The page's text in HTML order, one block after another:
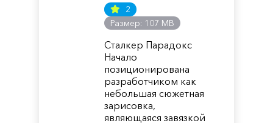
2
Размер: 107 MB
Сталкер Парадокс
Начало
позиционирована
разработчиком как
небольшая сюжетная
зарисовка,
являющаяся завязкой